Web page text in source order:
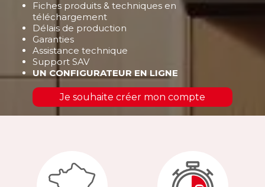
Fiches produits & techniques en
téléchargement
Délais de production
Garanties
Assistance technique
Support SAV
UN CONFIGURATEUR EN LIGNE
Je souhaite créer mon compte